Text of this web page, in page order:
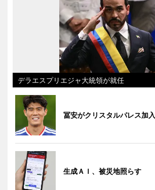
デラエスプリエジャ大統領が就任
冨安がクリスタルパレス加入
生成ＡＩ、被災地照らす